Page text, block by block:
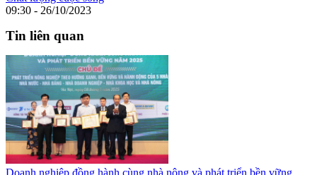
09:30 - 26/10/2023
Tin liên quan
Doanh nghiệp đồng hành cùng nhà nông và phát triển bền vững